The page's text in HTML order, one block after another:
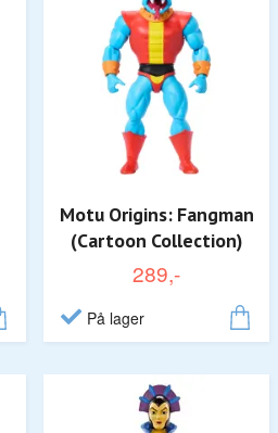
Motu Origins: Fangman
(Cartoon Collection)
289,-
På lager